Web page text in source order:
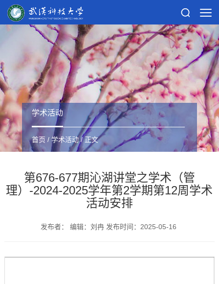
学术活动
首页 / 学术活动/ 正文
第676-677期沁湖讲堂之学术（管
理）-2024-2025学年第2学期第12周学术
活动安排
发布者： 编辑：刘冉 发布时间：2025-05-16